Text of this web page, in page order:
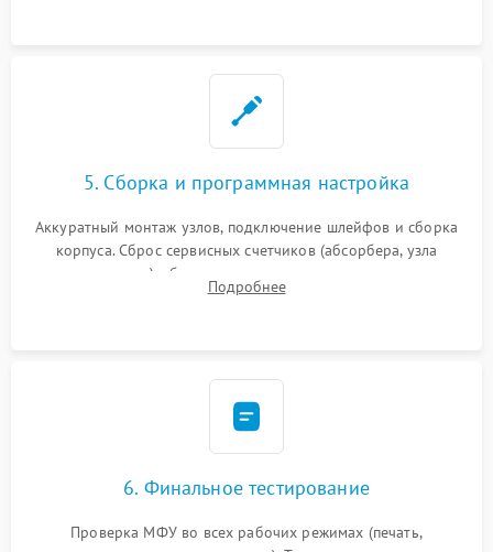
5. Сборка и программная настройка
Аккуратный монтаж узлов, подключение шлейфов и сборка
корпуса. Сброс сервисных счетчиков (абсорбера, узла
закрепления), обновление прошивки и программная
калибровка цветопередачи и позиционирования сканера.
Подробнее
6. Финальное тестирование
Проверка МФУ во всех рабочих режимах (печать,